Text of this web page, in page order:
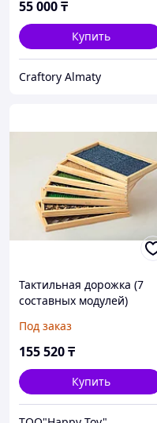
55 000₸
Купить
Craftory Almaty
Тактильная дорожка (7
составных модулей)
Под заказ
155 520₸
Купить